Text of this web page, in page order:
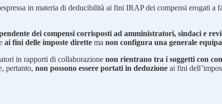
in materia di deducibilità ai fini IRAP dei compensi erogati a
dei compensi corrisposti ad amministratori, sindaci e
ai fini delle imposte dirette ma non configura una generale
in rapporti di collaborazione non rientrano tra i soggetti con
pertanto, non possono essere portati in deduzione ai fini